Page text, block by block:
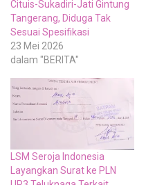
Cituis-Sukadiri-Jati Gintung
Tangerang, Diduga Tak
Sesuai Spesifikasi
23 Mei 2026
dalam "BERITA"
LSM Seroja Indonesia
Layangkan Surat ke PLN